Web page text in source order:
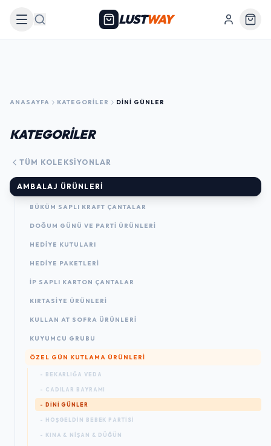
Arama LUSTWAY
ANASAYFA KATEGORILER DINI GÜNLER
KATEGORİLER
TÜM KOLEKSIYONLAR
AMBALAJ ÜRÜNLERI
BÜKÜM SAPLI KRAFT ÇANTALAR
DOĞUM GÜNÜ VE PARTI ÜRÜNLERI
HEDIYE KUTULARI
HEDIYE PAKETLERI
İP SAPLI KARTON ÇANTALAR
KIRTASIYE ÜRÜNLERI
KULLAN AT SOFRA ÜRÜNLERI
KUYUMCU GRUBU
ÖZEL GÜN KUTLAMA ÜRÜNLERI
- BEKARLIĞA VEDA
- CADILAR BAYRAMI
- DINI GÜNLER
- HOŞGELDIN BEBEK PARTISI
- KINA & NIŞAN & DÜĞÜN